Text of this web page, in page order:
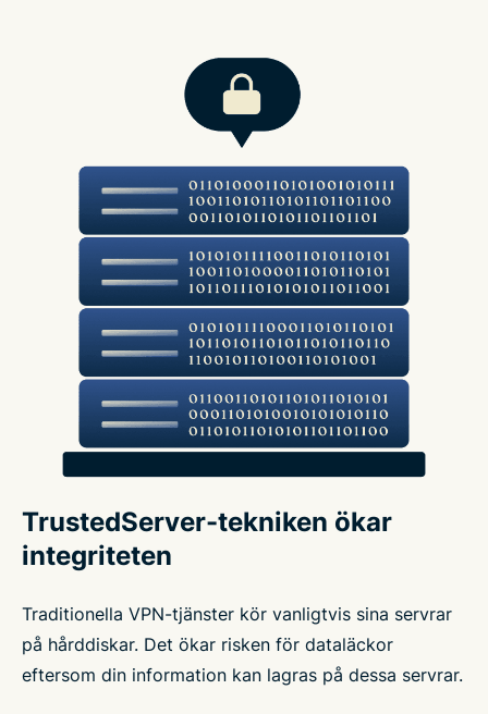
TrustedServer-tekniken ökar
integriteten
Traditionella VPN-tjänster kör vanligtvis sina servrar
på hårddiskar. Det ökar risken för dataläckor
eftersom din information kan lagras på dessa servrar.